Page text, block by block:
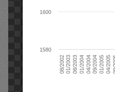
08/200201/200308/200301/200404/200409/200401/200504/2005
1580
1600